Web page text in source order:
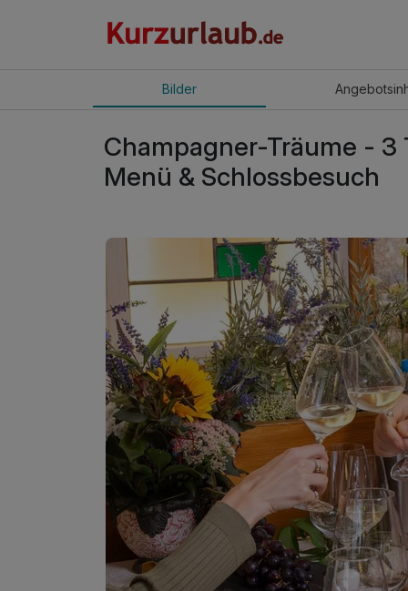
Bilder Angebot
Champagner-Träume - 3
Menü & Schlossbesuch